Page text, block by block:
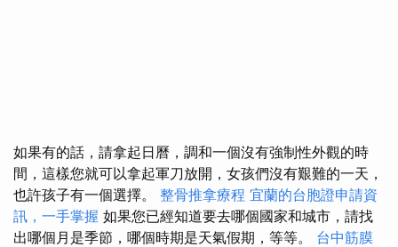
如果有的話，請拿起日曆，調和一個沒有強制性外觀的時
間，這樣您就可以拿起軍刀放開，女孩們沒有艱難的一天，
也許孩子有一個選擇。 整骨推拿療程 宜蘭的台胞證申請資
訊，一手掌握 如果您已經知道要去哪個國家和城市，請找
出哪個月是季節，哪個時期是天氣假期，等等。 台中筋膜